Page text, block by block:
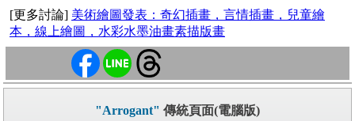
[更多討論] 美術繪圖發表：奇幻插畫，言情插畫，兒童繪
本，線上繪圖，水彩水墨油畫素描版畫
"Arrogant" 傳統頁面(電腦版)